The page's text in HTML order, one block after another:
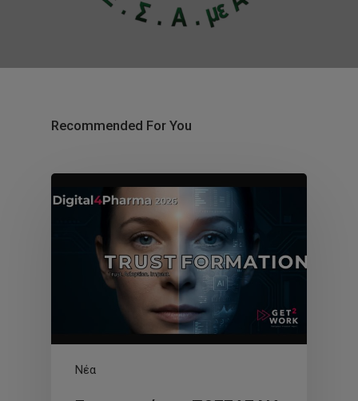
Recommended For You
Νέα